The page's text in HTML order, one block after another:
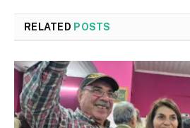
RELATED POSTS